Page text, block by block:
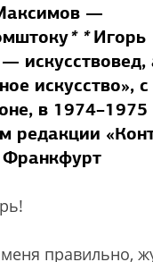
—
* *Игорь
искусствовед,
искусство»,
в 1974–1975
редакции
правильно,